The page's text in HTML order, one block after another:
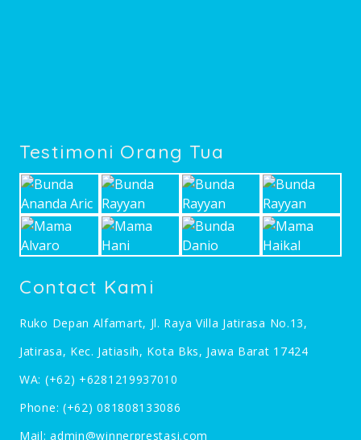
Testimoni Orang Tua
Contact Kami
Ruko Depan Alfamart, Jl. Raya Villa Jatirasa No.13,
Jatirasa, Kec. Jatiasih, Kota Bks, Jawa Barat 17424
WA: (+62) +6281219937010
Phone: (+62) 081808133086
Mail:admin@winnerprestasi.com